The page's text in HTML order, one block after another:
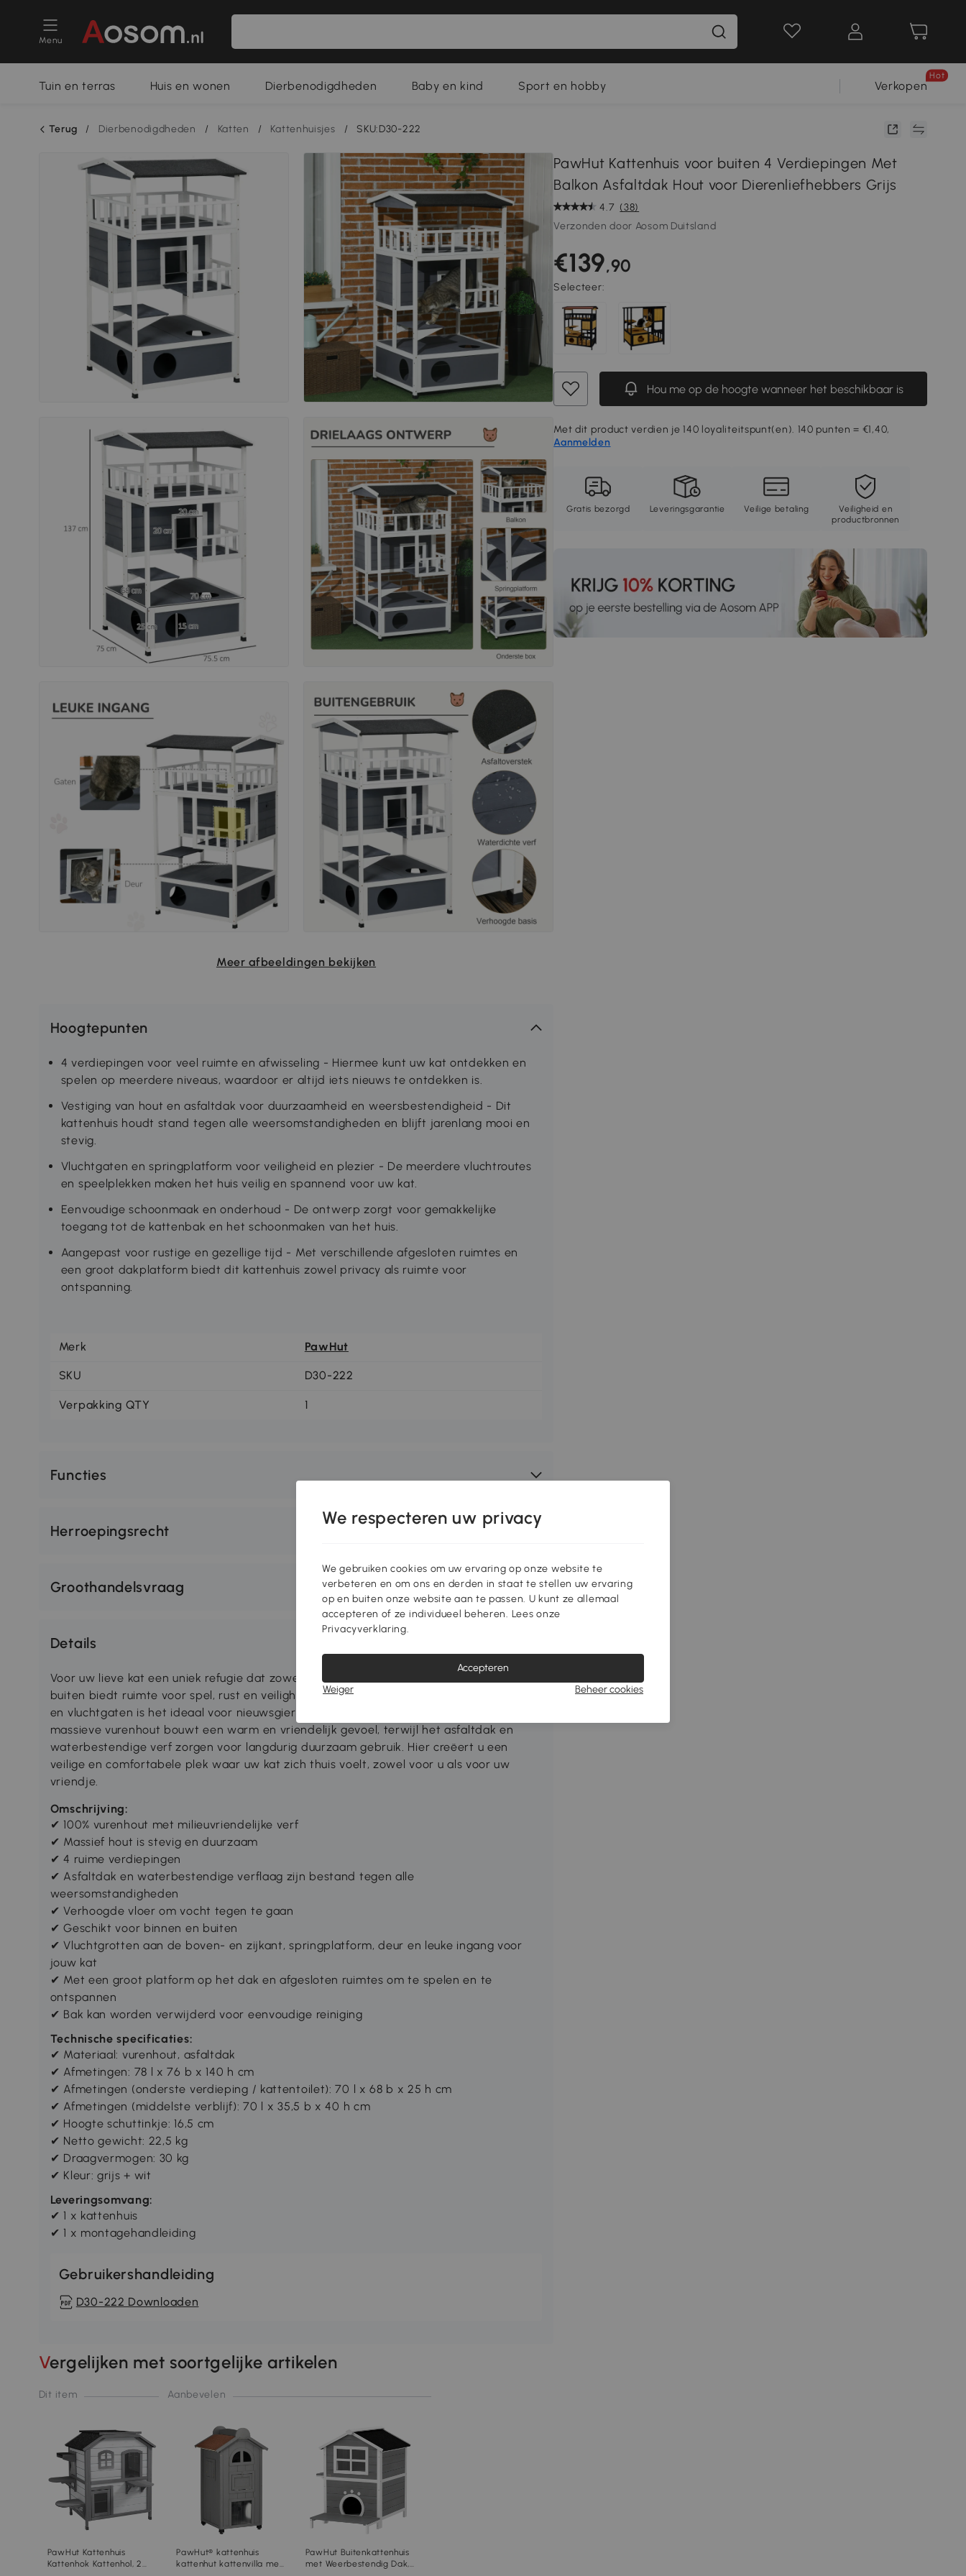
Menu
Tuin en terras Huis en wonen Dierbenodigdheden Baby en kind Sport en hobby Verkopen
Hot
Terug / Dierbenodigdheden / Katten / Kattenhuisjes / SKU:D30-222
Meer afbeeldingen bekijken
Hoogtepunten
4 verdiepingen voor veel ruimte en afwisseling - Hiermee kunt uw kat ontdekken en
spelen op meerdere niveaus, waardoor er altijd iets nieuws te ontdekken is.
Vestiging van hout en asfaltdak voor duurzaamheid en weersbestendigheid - Dit
kattenhuis houdt stand tegen alle weersomstandigheden en blijft jarenlang mooi en
stevig.
Vluchtgaten en springplatform voor veiligheid en plezier - De meerdere vluchtroutes
en speelplekken maken het huis veilig en spannend voor uw kat.
Eenvoudige schoonmaak en onderhoud - De ontwerp zorgt voor gemakkelijke
toegang tot de kattenbak en het schoonmaken van het huis.
Aangepast voor rustige en gezellige tijd - Met verschillende afgesloten ruimtes en
een groot dakplatform biedt dit kattenhuis zowel privacy als ruimte voor
ontspanning.
Merk PawHut
SKU D30-222
Verpakking QTY 1
Functies
Herroepingsrecht
Groothandelsvraag
Details
Voor uw lieve kat een uniek refugie dat zowel binnen als buiten past. Dit kattenhuis voor
buiten biedt ruimte voor spel, rust en veiligheid. Met vier verdiepingen, springplatforms
en vluchtgaten is het ideaal voor nieuwsgierige katten die graag verkennen. De
massieve vurenhout bouwt een warm en vriendelijk gevoel, terwijl het asfaltdak en
waterbestendige verf zorgen voor langdurig duurzaam gebruik. Hier creëert u een
veilige en comfortabele plek waar uw kat zich thuis voelt, zowel voor u als voor uw
vriendje.
Omschrijving:
✔ 100% vurenhout met milieuvriendelijke verf
✔ Massief hout is stevig en duurzaam
✔ 4 ruime verdiepingen
✔ Asfaltdak en waterbestendige verflaag zijn bestand tegen alle
weersomstandigheden
✔ Verhoogde vloer om vocht tegen te gaan
✔ Geschikt voor binnen en buiten
✔ Vluchtgrotten aan de boven- en zijkant, springplatform, deur en leuke ingang voor
jouw kat
✔ Met een groot platform op het dak en afgesloten ruimtes om te spelen en te
ontspannen
✔ Bak kan worden verwijderd voor eenvoudige reiniging
Technische specificaties:
✔ Materiaal: vurenhout, asfaltdak
✔ Afmetingen: 78 l x 76 b x 140 h cm
✔ Afmetingen (onderste verdieping / kattentoilet): 70 l x 68 b x 25 h cm
✔ Afmetingen (middelste verblijf): 70 l x 35,5 b x 40 h cm
✔ Hoogte schuttinkje: 16,5 cm
✔ Netto gewicht: 22,5 kg
✔ Draagvermogen: 30 kg
✔ Kleur: grijs + wit
Leveringsomvang:
✔ 1 x kattenhuis
✔ 1 x montagehandleiding
Gebruikershandleiding
D30-222 Downloaden
Vergelijken met soortgelijke artikelen
Dit item
PawHut Kattenhuis
Kattenhok Kattenhol, 2
Aanbevelen
PawHut® kattenhuis
kattenhut kattenvilla met
PawHut Buitenkattenhuis
met Weerbestendig Dak,
PawHut Kattenhuis voor buiten 4 Verdiepingen Met
Balkon Asfaltdak Hout voor Dierenliefhebbers Grijs
4.7 (38)
Verzonden door Aosom Duitsland
€139,90
Selecteer:
Hou me op de hoogte wanneer het beschikbaar is
Met dit product verdien je 140 loyaliteitspunt(en). 140 punten = €1,40,
Aanmelden
Gratis bezorgd Leveringsgarantie Veilige betaling
Veiligheid en
productbronnen
We respecteren uw privacy
We gebruiken cookies om uw ervaring op onze website te
verbeteren en om ons en derden in staat te stellen uw ervaring
op en buiten onze website aan te passen. U kunt ze allemaal
accepteren of ze individueel beheren. Lees onze
Privacyverklaring.
Accepteren
Weiger
Beheer cookies